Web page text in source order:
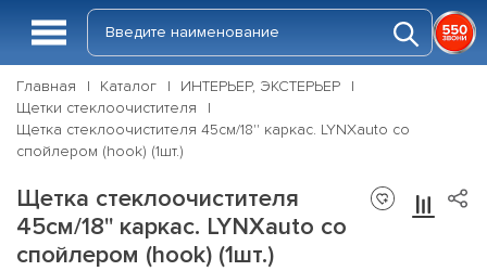
Главная Каталог
ИНТЕРЬЕР, ЭКСТЕРЬЕР
Щетки стеклоочистителя
Щетка стеклоочистителя 45см/18'' каркас. LYNXauto со
спойлером (hook) (1шт.)
Щетка стеклоочистителя
45см/18'' каркас. LYNXauto со
спойлером (hook) (1шт.)